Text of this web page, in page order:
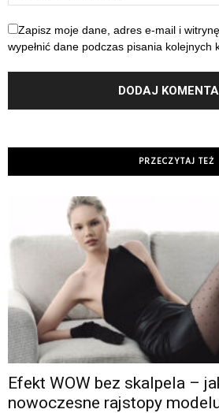
Zapisz moje dane, adres e-mail i
wypełnić dane podczas pisania kolejnych
PRZECZYTAJ TEŻ
Efekt WOW bez skalpela –
nowoczesne rajstopy